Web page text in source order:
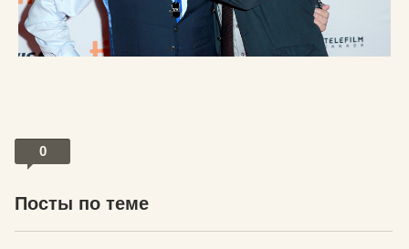
0
Посты по теме